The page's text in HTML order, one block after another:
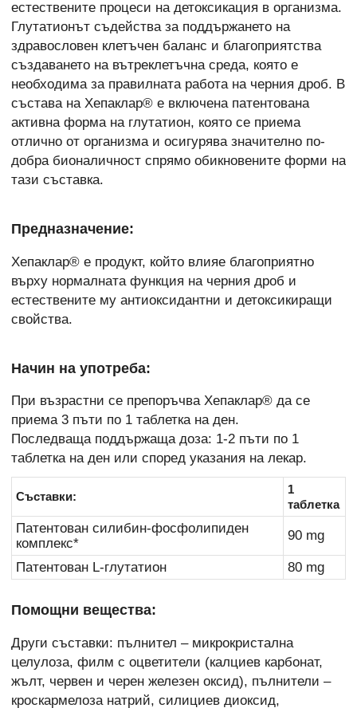
естествените процеси на детоксикация в организма.
Глутатионът съдейства за поддържането на
здравословен клетъчен баланс и благоприятства
създаването на вътреклетъчна среда, която е
необходима за правилната работа на черния дроб. В
състава на Хепаклар® е включена патентована
активна форма на глутатион, която се приема
отлично от организма и осигурява значително по-
добра бионаличност спрямо обикновените форми на
тази съставка.
Предназначение:
Хепаклар® е продукт, който влияе благоприятно
върху нормалната функция на черния дроб и
естествените му антиоксидантни и детоксикиращи
свойства.
Начин на употреба:
При възрастни се препоръчва Хепаклар® да се
приема 3 пъти по 1 таблетка на ден.
Последваща поддържаща доза: 1-2 пъти по 1
таблетка на ден или според указания на лекар.
Съставки:
1
таблетка
Патентован силибин-фосфолипиден
комплекс*
90 mg
Патентован L-глутатион 80 mg
Помощни вещества:
Други съставки: пълнител – микрокристална
целулоза, филм с оцветители (калциев карбонат,
жълт, червен и черен железен оксид), пълнители –
кроскармелоза натрий, силициев диоксид,